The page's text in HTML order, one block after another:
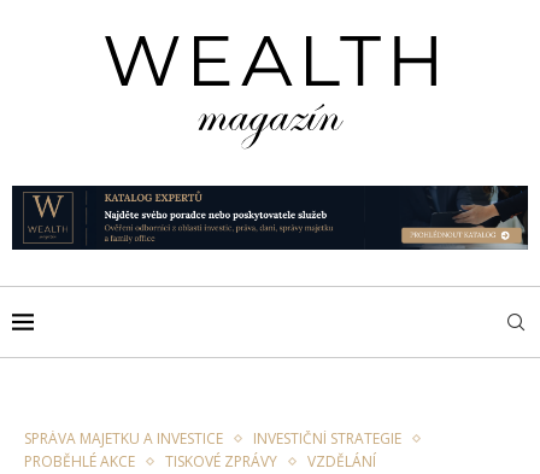
SPRÁVA MAJETKU A INVESTICE
INVESTIČNÍ STRATEGIE
PROBĚHLÉ AKCE
TISKOVÉ ZPRÁVY VZDĚLÁNÍ